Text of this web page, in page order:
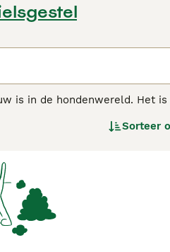
is in de hondenwereld. Het
de goede eigenschappen
Sorteer